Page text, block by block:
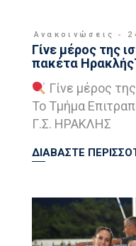
Ανακοινώσεις
Γίνε μέρος της
πακέτα
Γίνε μέρος
Το Τμήμα
Γ.Σ. ΗΡΑΚΛΗΣ
ΔΙΑΒΑΣΤΕ